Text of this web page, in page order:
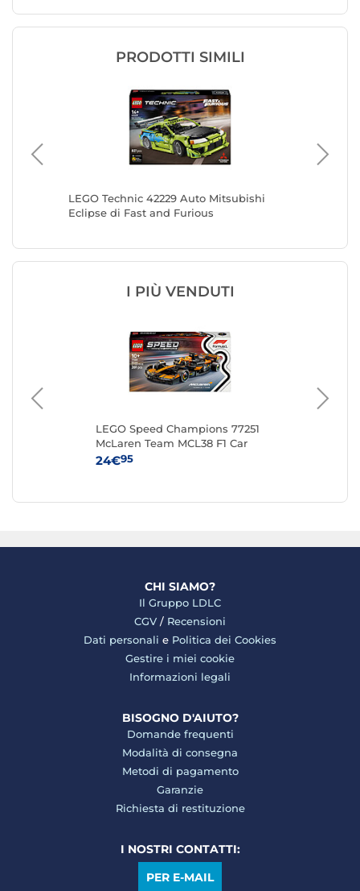
PRODOTTI SIMILI
LEGO Technic 42229 Auto Mitsubishi
Eclipse di Fast and Furious
I PIÙ VENDUTI
LEGO Speed Champions 77251
McLaren Team MCL38 F1 Car
24€95
CHI SIAMO?
Il Gruppo LDLC
CGV / Recensioni
Dati personali e Politica dei Cookies
Gestire i miei cookie
Informazioni legali
BISOGNO D'AIUTO?
Domande frequenti
Modalità di consegna
Metodi di pagamento
Garanzie
Richiesta di restituzione
I NOSTRI CONTATTI:
PER E-MAIL